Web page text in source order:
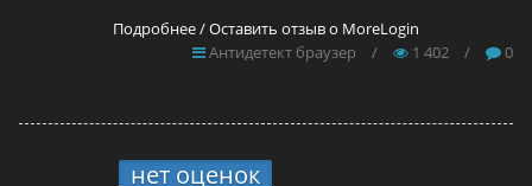
Подробнее / Оставить отзыв о MoreLogin
Антидетект браузер
/ 1 402 / 0
нет оценок